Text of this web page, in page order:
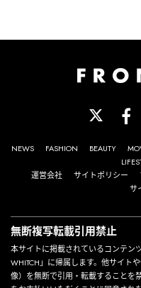
NEWS FASHION BEAUTY
運営会社
サイトポリシー
サ
無断複写転載引用禁止
本サイトに掲載されているコンテン
WHITCH」に帰属します。他サイト
像）を無断で引用・転載することを